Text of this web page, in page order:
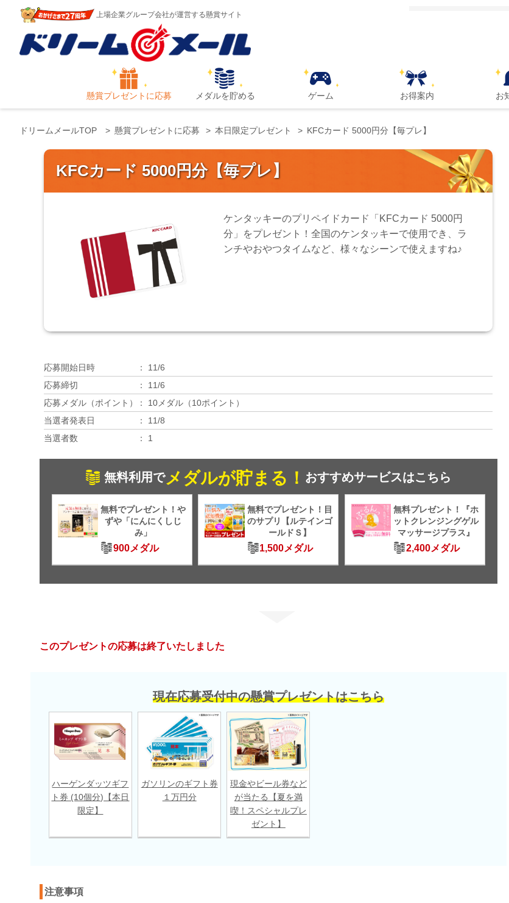
上場企業グループ会社が運営する懸賞サイト
懸賞プレゼントに応募 メダルを貯める ゲーム お得案内 お
ドリームメールTOP 懸賞プレゼントに応募 本日限定プレゼント KFCカード 5000円分【毎プレ】
KFCカード 5000円分【毎プレ】
ケンタッキーのプリペイドカード「KFCカード 5000円
分」をプレゼント！全国のケンタッキーで使用でき、ラ
ンチやおやつタイムなど、様々なシーンで使えますね♪
応募開始日時
11/6
応募締切
11/6
応募メダル（ポイント）
10メダル（10ポイント）
当選者発表日
11/8
当選者数
1
無料利用でメダルが貯まる！ おすすめサービスはこちら
無料でプレゼント！や
ずや「にんにくしじ
み」
900メダル
無料でプレゼント！目
のサプリ【ルテインゴ
ールドＳ】
1,500メダル
無料プレゼント！『ホ
ットクレンジングゲル
マッサージプラス』
2,400メダル
このプレゼントの応募は終了いたしました
現在応募受付中の懸賞プレゼントはこちら
ハーゲンダッツギフ
ト券 (10個分)【本日
限定】
ガソリンのギフト券
１万円分
現金やビール券など
が当たる【夏を満
喫！スペシャルプレ
ゼント】
注意事項